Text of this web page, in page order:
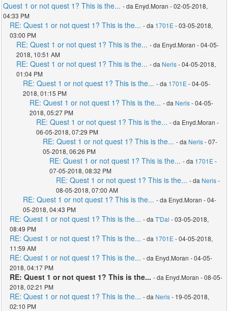
Quest 1 or not quest 1? This is the... - da Enyd.Moran - 02-05-2018,
04:33 PM
RE: Quest 1 or not quest 1? This is the... - da 1701E- 03-05-2018,
03:00 PM
RE: Quest 1 or not quest 1? This is the... - da Enyd.Moran - 04-05-
2018, 10:51 AM
RE: Quest 1 or not quest 1? This is the... - da Neris- 04-05-2018,
01:04 PM
RE: Quest 1 or not quest 1? This is the... - da 1701E- 04-05-
2018, 01:15 PM
RE: Quest 1 or not quest 1? This is the... - da Neris- 04-05-
2018, 05:27 PM
RE: Quest 1 or not quest 1? This is the... - da Enyd.Moran -
06-05-2018, 07:29 PM
RE: Quest 1 or not quest 1? This is the... - da Neris- 07-
05-2018, 06:26 PM
RE: Quest 1 or not quest 1? This is the... - da 1701E-
07-05-2018, 08:32 PM
RE: Quest 1 or not quest 1? This is the... - da Neris-
08-05-2018, 07:00 AM
RE: Quest 1 or not quest 1? This is the... - da Enyd.Moran - 04-
05-2018, 04:43 PM
RE: Quest 1 or not quest 1? This is the... - daT'Dal - 03-05-2018,
08:49 PM
RE: Quest 1 or not quest 1? This is the... - da 1701E- 04-05-2018,
11:59 AM
RE: Quest 1 or not quest 1? This is the... - da Enyd.Moran - 04-05-
2018, 04:17 PM
RE: Quest 1 or not quest 1? This is the... - da Enyd.Moran - 08-05-
2018, 02:21 PM
RE: Quest 1 or not quest 1? This is the... - da Neris- 19-05-2018,
02:10 PM